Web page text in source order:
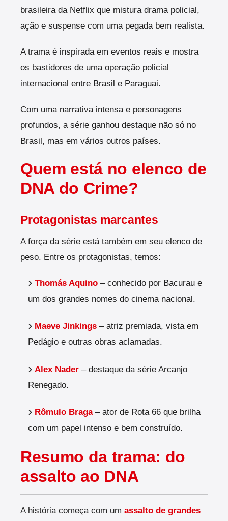
brasileira da Netflix que mistura drama policial,
ação e suspense com uma pegada bem realista.
A trama é inspirada em eventos reais e mostra
os bastidores de uma operação policial
internacional entre Brasil e Paraguai.
Com uma narrativa intensa e personagens
profundos, a série ganhou destaque não só no
Brasil, mas em vários outros países.
Quem está no elenco de
DNA do Crime?
Protagonistas marcantes
A força da série está também em seu elenco de
peso. Entre os protagonistas, temos:
Thomás Aquino – conhecido por Bacurau e
um dos grandes nomes do cinema nacional.
Maeve Jinkings – atriz premiada, vista em
Pedágio e outras obras aclamadas.
Alex Nader – destaque da série Arcanjo
Renegado.
Rômulo Braga– ator de Rota 66 que brilha
com um papel intenso e bem construído.
Resumo da trama: do
assalto ao DNA
A história começa com um assalto de grandes